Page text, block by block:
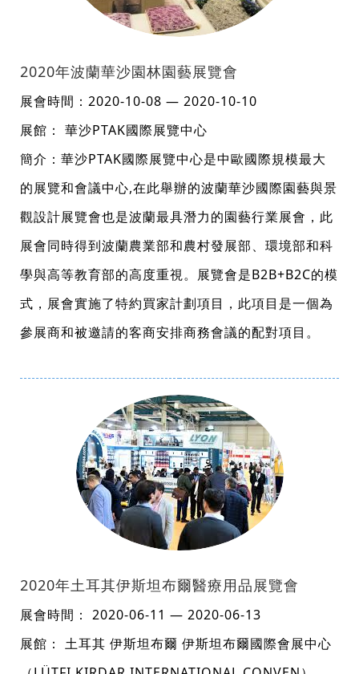
2020年波蘭華沙園林園藝展覽會
展會時間：2020-10-08 — 2020-10-10
展館： 華沙PTAK國際展覽中心
簡介：華沙PTAK國際展覽中心是中歐國際規模最大
的展覽和會議中心,在此舉辦的波蘭華沙國際園藝與景
觀設計展覽會也是波蘭最具潛力的園藝行業展會，此
展會同時得到波蘭農業部和農村發展部、環境部和科
學與高等教育部的高度重視。展覽會是B2B+B2C的模
式，展會實施了特約買家計劃項目，此項目是一個為
參展商和被邀請的客商安排商務會議的配對項目。
2020年土耳其伊斯坦布爾醫療用品展覽會
展會時間： 2020-06-11 — 2020-06-13
展館： 土耳其 伊斯坦布爾 伊斯坦布爾國際會展中心